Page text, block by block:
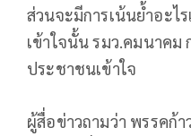
ส่วนจะมีการเน้นย้ำอะ
เข้าใจนั้น รมว.คมนาคม
ประชาชนเข้าใจ
ผู้สื่อข่าวถามว่า พรรคก้า